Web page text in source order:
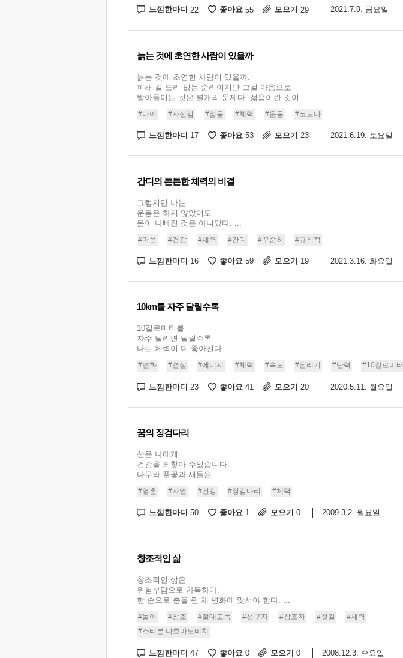
느낌한마디 22 좋아요 55 모으기 29 2021.7.9. 금요일
늙는 것에 초연한 사람이 있을까
늙는 것에 초연한 사람이 있을까.
피해 갈 도리 없는 순리이지만 그걸 마음으로
받아들이는 것은 별개의 문제다. 젊음이란 것이 ...
#나이 #자신감 #젊음 #체력 #운동 #코로나
느낌한마디 17 좋아요 53 모으기 23 2021.6.19. 토요일
간디의 튼튼한 체력의 비결
그렇지만 나는
운동은 하지 않았어도
몸이 나빠진 것은 아니었다. ...
#마음 #건강 #체력 #간디 #꾸준히 #규칙적
느낌한마디 16 좋아요 59 모으기 19 2021.3.16. 화요일
10km를 자주 달릴수록
10킬로미터를
자주 달리면 달릴수록
나는 체력이 더 좋아진다. ...
#변화 #결심 #에너지 #체력 #속도 #달리기 #탄력 #10킬로미터
느낌한마디 23 좋아요 41 모으기 20 2020.5.11. 월요일
꿈의 징검다리
산은 나에게
건강을 되찾아 주었습니다.
나무와 풀꽃과 새들은...
#영혼 #자연 #건강 #징검다리 #체력
느낌한마디 50 좋아요 1 모으기 0 2009.3.2. 월요일
창조적인 삶
창조적인 삶은
위험부담으로 가득하다.
한 손으로 총을 쥔 채 변화에 맞서야 한다. ...
#놀이 #창조 #절대고독 #선구자 #창조자 #첫길
#체력
#스티븐 나흐마노비치
느낌한마디 47 좋아요 0 모으기 0 2008.12.3. 수요일